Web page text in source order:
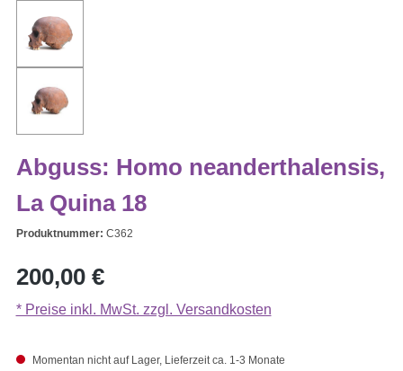
Abguss: Homo neanderthalensis,
La Quina 18
Produktnummer: C362
Regulärer Preis:
200,00 €
* Preise inkl. MwSt. zzgl. Versandkosten
Momentan nicht auf Lager, Lieferzeit ca. 1-3 Monate